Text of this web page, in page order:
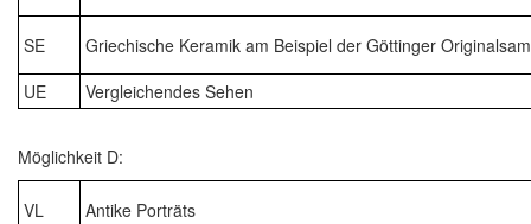
SE
Griechische Keramik am Beispiel der Göttinger
UE
Vergleichendes Sehen
Möglichkeit D:
VL Antike Porträts